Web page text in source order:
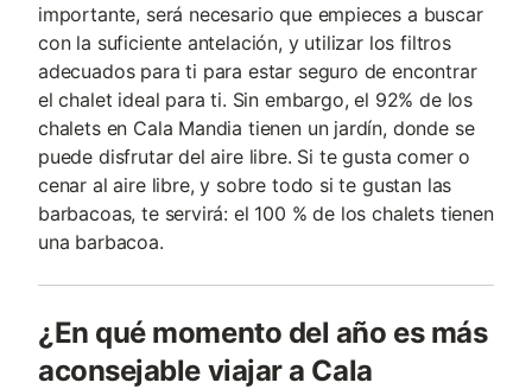
importante, será necesario que empieces a buscar
con la suficiente antelación, y utilizar los filtros
adecuados para ti para estar seguro de encontrar
el chalet ideal para ti. Sin embargo, el 92% de los
chalets en Cala Mandia tienen un jardín, donde se
puede disfrutar del aire libre. Si te gusta comer o
cenar al aire libre, y sobre todo si te gustan las
barbacoas, te servirá: el 100 % de los chalets tienen
una barbacoa.
¿En qué momento del año es más
aconsejable viajar a Cala